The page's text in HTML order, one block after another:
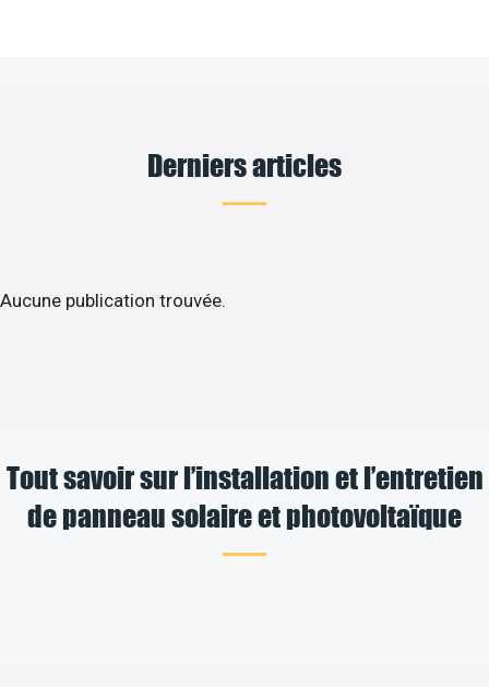
Derniers articles
Aucune publication trouvée.
Tout savoir sur l’installation et l’entretien
de panneau solaire et photovoltaïque